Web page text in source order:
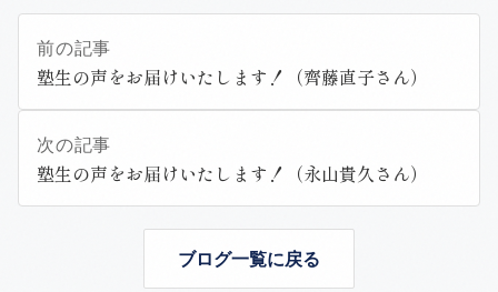
前の記事
塾生の声をお届けいたします！（齊藤直子さん）
次の記事
塾生の声をお届けいたします！（永山貴久さん）
ブログ一覧に戻る